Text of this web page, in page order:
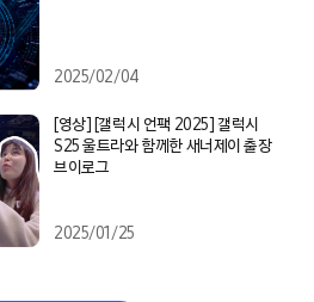
2025/02/04
[영상] [갤럭시 언팩 2025] 갤럭시
S25 울트라와 함께한 새너제이 출장
브이로그
2025/01/25